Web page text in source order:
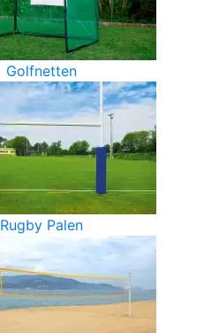
Golfnetten
Rugby Palen